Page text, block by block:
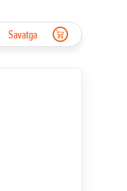
Savatga